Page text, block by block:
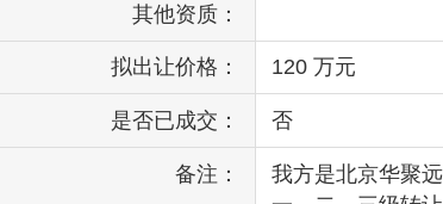
其他资质：
拟出让价格： 120 万元
是否已成交： 否
备注：
我方是北京华聚